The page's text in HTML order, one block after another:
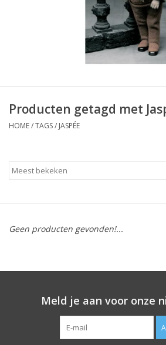
Magazines / Patronen / Boeken
Producten getagd met
HOME/TAGS/ JASPÉE
Geen producten gevonden!...
Meld je aan voor onze